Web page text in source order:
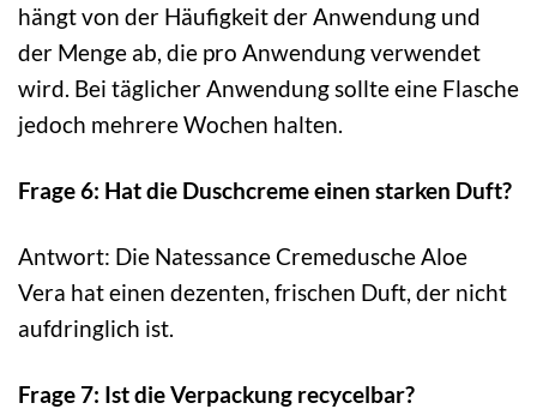
hängt von der Häufigkeit der Anwendung und
der Menge ab, die pro Anwendung verwendet
wird. Bei täglicher Anwendung sollte eine Flasche
jedoch mehrere Wochen halten.
Frage 6: Hat die Duschcreme einen starken Duft?
Antwort: Die Natessance Cremedusche Aloe
Vera hat einen dezenten, frischen Duft, der nicht
aufdringlich ist.
Frage 7: Ist die Verpackung recycelbar?